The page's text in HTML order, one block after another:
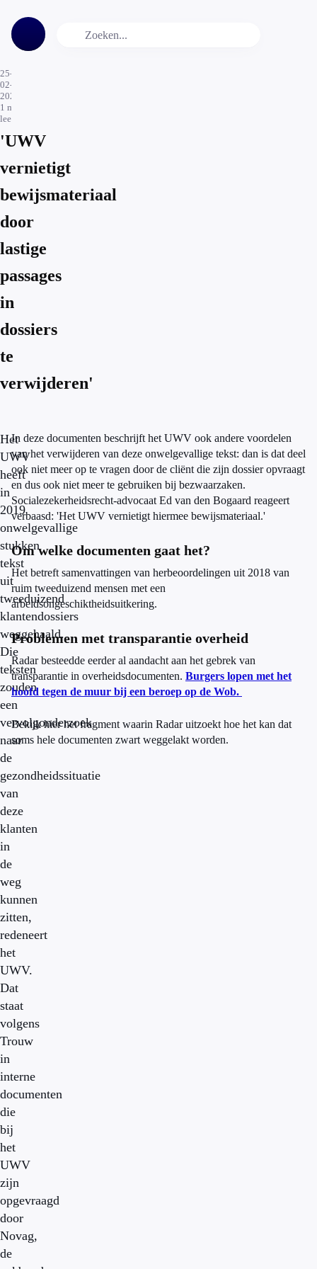
25-
02-
2021
1 min.
leestijd
'UWV
vernietigt
bewijsmateriaal
door
lastige
passages
in
dossiers
te
verwijderen'
Het
UWV
heeft
in
2019
onwelgevallige
stukken
tekst
uit
tweeduizend
klantendossiers
weggehaald.
Die
teksten
zouden
een
vervolgonderzoek
naar
de
gezondheidssituatie
van
deze
klanten
in
de
weg
kunnen
zitten,
redeneert
het
UWV.
Dat
staat
volgens
Trouw
in
interne
documenten
die
bij
het
UWV
zijn
opgevraagd
door
Novag,
de
In deze documenten beschrijft het UWV ook andere voordelen
van het verwijderen van deze onwelgevallige tekst: dan is dat deel
ook niet meer op te vragen door de cliënt die zijn dossier opvraagt
en dus ook niet meer te gebruiken bij bezwaarzaken.
Socialezekerheidsrecht-advocaat Ed van den Bogaard reageert
verbaasd: 'Het UWV vernietigt hiermee bewijsmateriaal.'
Om welke documenten gaat het?
Het betreft samenvattingen van herbeoordelingen uit 2018 van
ruim tweeduizend mensen met een
arbeidsongeschiktheidsuitkering.
Problemen met transparantie overheid
Radar besteedde eerder al aandacht aan het gebrek van
transparantie in overheidsdocumenten. Burgers lopen met het
hoofd tegen de muur bij een beroep op de Wob.
Bekijk hier het fragment waarin Radar uitzoekt hoe het kan dat
soms hele documenten zwart weggelakt worden.